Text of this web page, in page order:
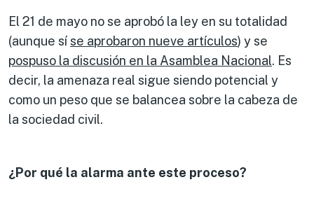
El 21 de mayo no se aprobó la ley en su totalidad
(aunque síse aprobaron nueve artículos) y se
pospuso la discusión en la Asamblea Nacional. Es
decir, la amenaza real sigue siendo potencial y
como un peso que se balancea sobre la cabeza de
la sociedad civil.
¿Por qué la alarma ante este proceso?